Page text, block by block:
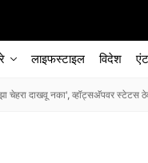
लाइफस्टाइल विदेश
चेहरा दाखवू नका', व्हॉट्सअ‍ॅपवर स्टेटस